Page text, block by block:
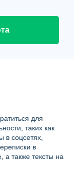
для
таких как
в соцсетях,
в
а также тексты на